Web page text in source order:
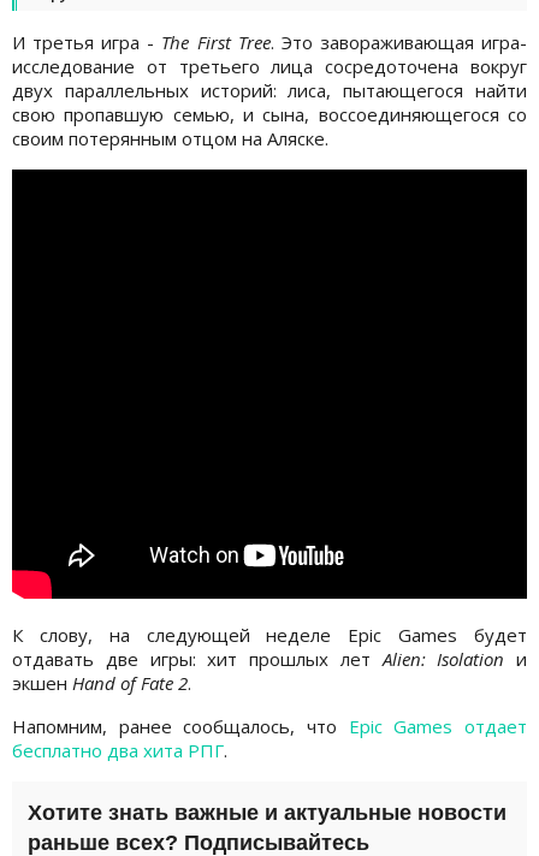
И третья игра - The First Tree. Это завораживающая игра-
исследование от третьего лица сосредоточена вокруг
двух параллельных историй: лиса, пытающегося найти
свою пропавшую семью, и сына, воссоединяющегося со
своим потерянным отцом на Аляске.
К слову, на следующей неделе Epic Games будет
отдавать две игры: хит прошлых лет Alien: Isolation и
экшен Hand of Fate 2.
Напомним, ранее сообщалось, что Epic Games отдает
бесплатно два хита РПГ.
Хотите знать важные и актуальные новости
раньше всех? Подписывайтесь